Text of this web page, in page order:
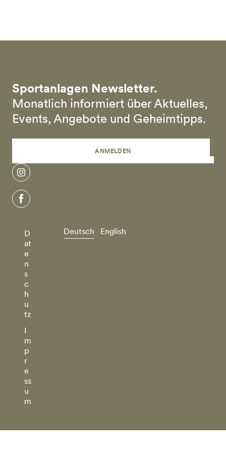
Sportanlagen Newsletter.
Monatlich informiert über Aktuelles,
Events, Angebote und Geheimtipps.
ANMELDEN
instagram
facebook
D
at
e
n
s
c
h
u
tz
I
m
p
r
e
ss
u
m
Deutsch English